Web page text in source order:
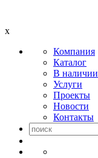
x
Компания
Каталог
В наличии
Услуги
Проекты
Новости
Контакты